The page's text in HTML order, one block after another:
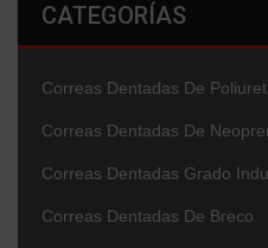
CATEGORÍAS
Correas Dentadas De
Correas Dentadas De
Correas Dentadas Grado
Correas Dentadas De Breco